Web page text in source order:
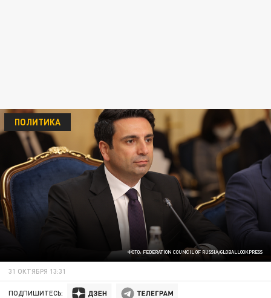
ФОТО: FEDERATION COUNCIL OF RUSSIA/GLOBALLOOKPRESS
ПОЛИТИКА
31 ОКТЯБРЯ 13:31
ПОДПИШИТЕСЬ: